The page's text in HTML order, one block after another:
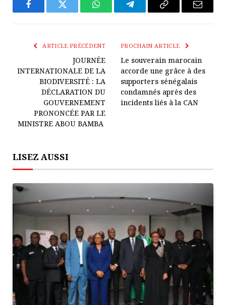
FacebookTwitter WhatsAppTélégrammeCopier
Lien
E-
ARTICLE PRÉCÉDENT
JOURNÉE
INTERNATIONALE DE LA
BIODIVERSITÉ : LA
DÉCLARATION DU
GOUVERNEMENT
PRONONCÉE PAR LE
MINISTRE ABOU BAMBA
PROCHAIN ARTICLE
Le souverain marocain
accorde une grâce à des
supporters sénégalais
condamnés après des
incidents liés à la CAN
LISEZ AUSSI